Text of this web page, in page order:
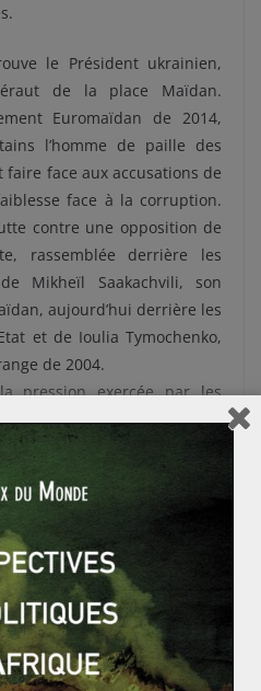
le Président ukrainien,
de la place Maïdan.
Euromaïdan de 2014,
l’homme de paille des
face aux accusations de
face à la corruption.
contre une opposition de
rassemblée derrière les
Mikheïl Saakachvili, son
aujourd’hui derrière les
et de Ioulia Tymochenko,
de 2004.
pression exercée par les
-Moscou réfute toutes
le conflit- déstabilise
pays.
dans un jeu
dépasse
l’Ukraine demeure surtout un
Russie et Washington. Un
puissances se jaugent,
à coup d’embargo